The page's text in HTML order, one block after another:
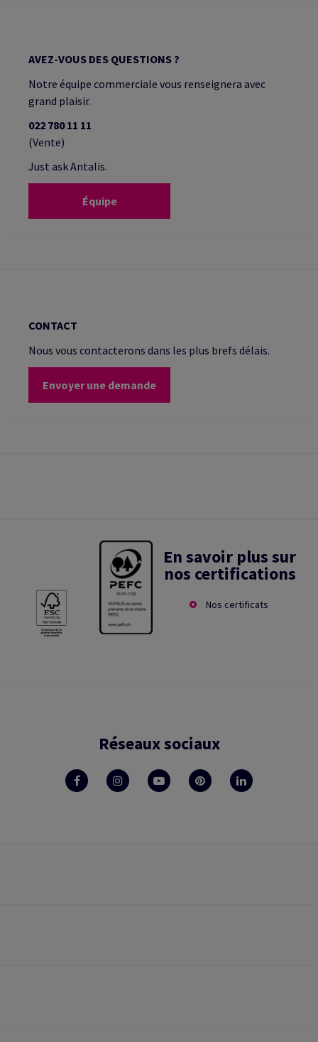
AVEZ-VOUS DES QUESTIONS ?
Notre équipe commerciale vous renseignera avec
grand plaisir.
022 780 11 11
(Vente)
Just ask Antalis.
Équipe
CONTACT
Nous vous contacterons dans les plus brefs délais.
Envoyer une demande
En savoir plus sur
nos certifications
Nos certificats
Réseaux sociaux